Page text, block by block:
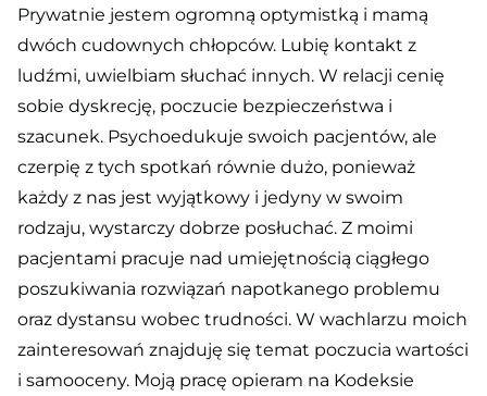
Prywatnie jestem ogromną optymistką i mamą
dwóch cudownych chłopców. Lubię kontakt z
ludźmi, uwielbiam słuchać innych. W relacji cenię
sobie dyskrecję, poczucie bezpieczeństwa i
szacunek. Psychoedukuje swoich pacjentów, ale
czerpię z tych spotkań równie dużo, ponieważ
każdy z nas jest wyjątkowy i jedyny w swoim
rodzaju, wystarczy dobrze posłuchać. Z moimi
pacjentami pracuje nad umiejętnością ciągłego
poszukiwania rozwiązań napotkanego problemu
oraz dystansu wobec trudności. W wachlarzu moich
zainteresowań znajduję się temat poczucia wartości
i samooceny. Moją pracę opieram na Kodeksie